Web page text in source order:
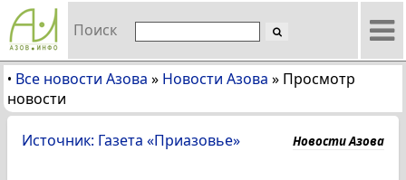
Поиск
• Все новости Азова » Новости Азова » Просмотр
новости
Источник: Газета «Приазовье» Новости Азова